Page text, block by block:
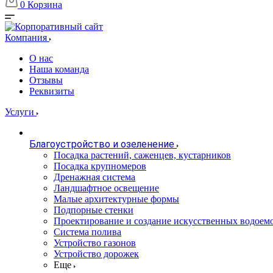
0 Корзина
Компания
О нас
Наша команда
Отзывы
Реквизиты
Услуги
Благоустройство и озеленение
Посадка растений, саженцев, кустарников
Посадка крупномеров
Дренажная система
Ландшафтное освещение
Малые архитектурные формы
Подпорные стенки
Проектирование и создание искусственных
Система полива
Устройство газонов
Устройство дорожек
Еще